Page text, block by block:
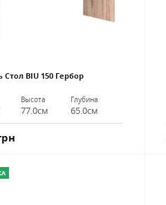
BIU 150 Гербор
Высота
77.0см
Глубина
65.0см